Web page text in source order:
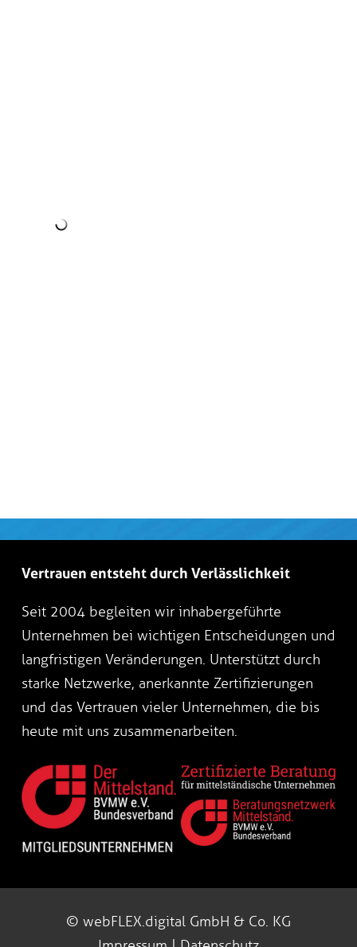
Vertrauen entsteht durch Verlässlichkeit
Seit 2004 begleiten wir inhabergeführte
Unternehmen bei wichtigen Entscheidungen und
langfristigen Veränderungen. Unterstützt durch
starke Netzwerke, anerkannte Zertifizierungen
und das Vertrauen vieler Unternehmen, die bis
heute mit uns zusammenarbeiten.
© webFLEX.digital GmbH & Co. KG